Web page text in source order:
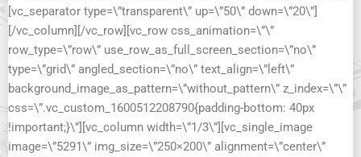
[vc_separator type=\”transparent\” up=\”50\” down=\”20\”]
[/vc_column][/vc_row][vc_row css_animation=\”\”
row_type=\”row\” use_row_as_full_screen_section=\”no\”
type=\”grid\” angled_section=\”no\” text_align=\”left\”
background_image_as_pattern=\”without_pattern\” z_index=\”\”
css=\”.vc_custom_1600512208790{padding-bottom: 40px
!important;}\”][vc_column width=\”1/3\”][vc_single_image
image=\”5291\” img_size=\”250×200\” alignment=\”center\”